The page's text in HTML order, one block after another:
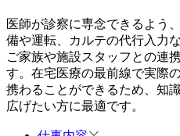
医師が診察に専念できるよう
備や運転、カルテの代行入力
ご家族や施設スタッフとの連
す。在宅医療の最前線で実際
携わることができるため、知
広げたい方に最適です。